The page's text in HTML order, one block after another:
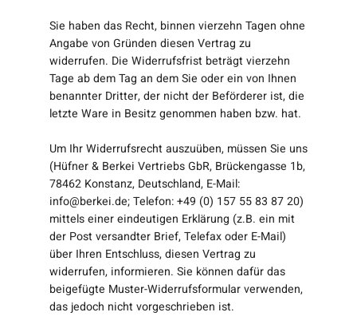
Sie haben das Recht, binnen vierzehn Tagen ohne
Angabe von Gründen diesen Vertrag zu
widerrufen. Die Widerrufsfrist beträgt vierzehn
Tage ab dem Tag an dem Sie oder ein von Ihnen
benannter Dritter, der nicht der Beförderer ist, die
letzte Ware in Besitz genommen haben bzw. hat.
Um Ihr Widerrufsrecht auszuüben, müssen Sie uns
(Hüfner & Berkei Vertriebs GbR, Brückengasse 1b,
78462 Konstanz, Deutschland, E-Mail:
info@berkei.de; Telefon: +49 (0) 157 55 83 87 20)
mittels einer eindeutigen Erklärung (z.B. ein mit
der Post versandter Brief, Telefax oder E-Mail)
über Ihren Entschluss, diesen Vertrag zu
widerrufen, informieren. Sie können dafür das
beigefügte Muster-Widerrufsformular verwenden,
das jedoch nicht vorgeschrieben ist.